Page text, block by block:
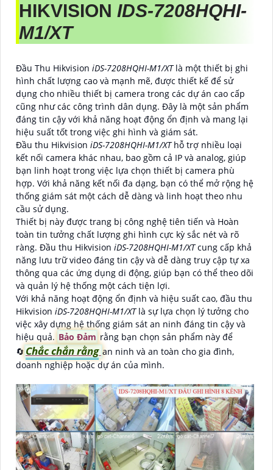
HIKVISION IDS-7208HQHI-
M1/XT
Đầu Thu Hikvision iDS-7208HQHI-M1/XTlà một thiết bị ghi
hình chất lượng cao và mạnh mẽ, được thiết kế để sử
dụng cho nhiều thiết bị camera trong các dự án cao cấp
cũng như các công trình dân dụng. Đây là một sản phẩm
đáng tin cậy với khả năng hoạt động ổn định và mang lại
hiệu suất tốt trong việc ghi hình và giám sát.
Đầu thu Hikvision iDS-7208HQHI-M1/XThỗ trợ nhiều loại
kết nối camera khác nhau, bao gồm cả IP và analog, giúp
bạn linh hoạt trong việc lựa chọn thiết bị camera phù
hợp. Với khả năng kết nối đa dạng, bạn có thể mở rộng hệ
thống giám sát một cách dễ dàng và linh hoạt theo nhu
cầu sử dụng.
Thiết bị này được trang bị công nghệ tiên tiến và Hoàn
toàn tin tưởng chất lượng ghi hình cực kỳ sắc nét và rõ
ràng. Đầu thu Hikvision iDS-7208HQHI-M1/XTcung cấp khả
năng lưu trữ video đáng tin cậy và dễ dàng truy cập tự xa
thông qua các ứng dụng di động, giúp bạn có thể theo dõi
và quản lý hệ thống một cách tiện lợi.
Với khả năng hoạt động ổn định và hiệu suất cao, đầu thu
Hikvision iDS-7208HQHI-M1/XTlà sự lựa chọn lý tưởng cho
việc xây dựng hệ thống giám sát an ninh đáng tin cậy và
hiệu quả. Bảo Đảm rằng bạn chọn sản phẩm này để
🔄 Chắc chắn rằng an ninh và an toàn cho gia đình,
doanh nghiệp hoặc dự án của mình.